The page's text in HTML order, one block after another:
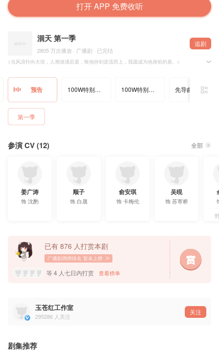
打开 APP 免费收听
洄天 第一季
2805 万次播放 · 广播剧 · 已完结
追剧
>当风浪扑向大坝，人潮汹涌后退，唯他持剑逆流而上，我愿成为他身前的盾。<
原著：淮上
监制：等待苍老@粉红胡子Vincent 红线@Chris线 栗子
统筹：豆子@豆子非常豆
编剧：等待苍老
剧名设计：10@气味野生定制
海报设计：酸橙汁@一勺酸橙汁
† 配音组 †
配音团队：光合积木@光合积木
配音导演：刘芊含@刘毛一一
水溶花：阿沁@帕恰小咸
卡梅伦：俞安琪@俞安琪真名男
苏寄桥：吴晛@初心者吴晛
荣 亓：余昊威@有鱼池
杨小刀：李兰陵@李兰陵
安东尼奥：文森@文火炖森蘑
伊塔尔多魔女：高启帆@七番繁
参与配音：
英语：薄棠@是棠棠也是糖糖
预告 100W特别福利 · 消息提示 100W特别福利 · 充电提醒 先导曲「Upstream」
第一季
参演 CV (12) 全部
姜广涛
饰沈酌
顺子
饰白晟
俞安琪
饰卡梅伦
吴晛
饰苏寄桥
已有 876 人打赏本剧
广播剧周榜排名 暂未上榜
等 4 人七日内打赏 查看榜单
玉苍红工作室
295286 人关注
关注
剧集推荐